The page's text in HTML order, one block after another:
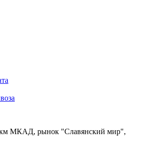
км МКАД, рынок "Славянский мир",